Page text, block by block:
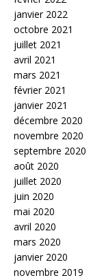
janvier 2022
octobre 2021
juillet 2021
avril 2021
mars 2021
février 2021
janvier 2021
décembre 2020
novembre 2020
septembre 2020
août 2020
juillet 2020
juin 2020
mai 2020
avril 2020
mars 2020
janvier 2020
novembre 2019